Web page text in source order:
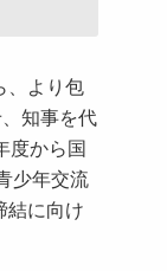
、より包
知事を代
度から国
少年交流
結に向け